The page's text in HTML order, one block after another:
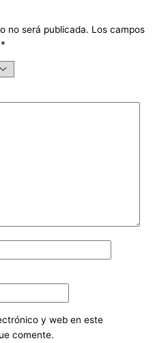
no será publicada. Los campos
*
y web en este
comente.